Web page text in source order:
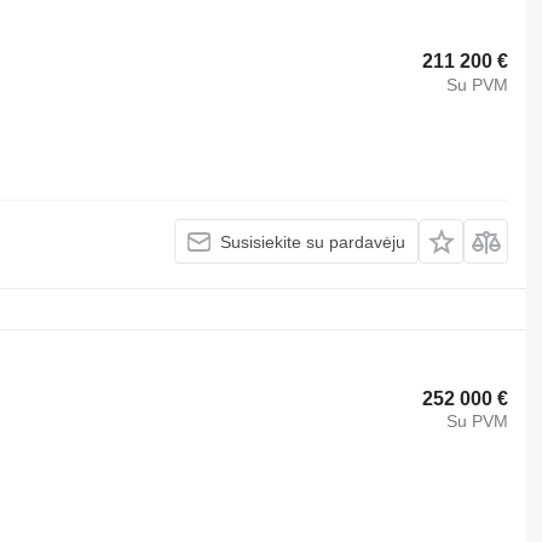
211 200 €
Su PVM
Susisiekite su pardavėju
252 000 €
Su PVM